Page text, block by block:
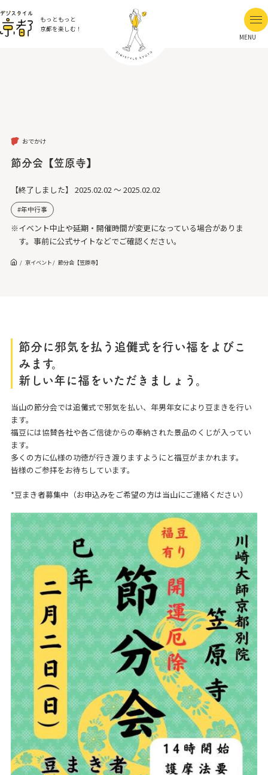
もっともっと
京都を楽しむ！
MENU
おでかけ
節分会【笠原寺】
【終了しました】 2025.02.02 ～ 2025.02.02
年中行事
※イベント中止や延期・開催時間が変更になっている場合がありま
す。事前に公式サイトなどでご確認ください。
京イベント 節分会【笠原寺】
節分に邪気を払う追儺式を行い福をよびこ
みます。
新しい年に福をいただきましょう。
当山の節分会では追儺式で邪気を払い、年男年女により豆まきを行い
ます。
福豆には協賛各社や各ご信徒からの奉納された景品のくじが入ってい
ます。
多くの方に仏様の功徳が行き渡りますようにと福豆がまかれます。
皆様のご参拝をお待ちしています。
*豆まき者募集中（お申込みをご希望の方は当山にご連絡ください）